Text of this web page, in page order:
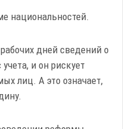
национальностей.
рабочих дней сведений о
и он рискует
лиц. А это означает,